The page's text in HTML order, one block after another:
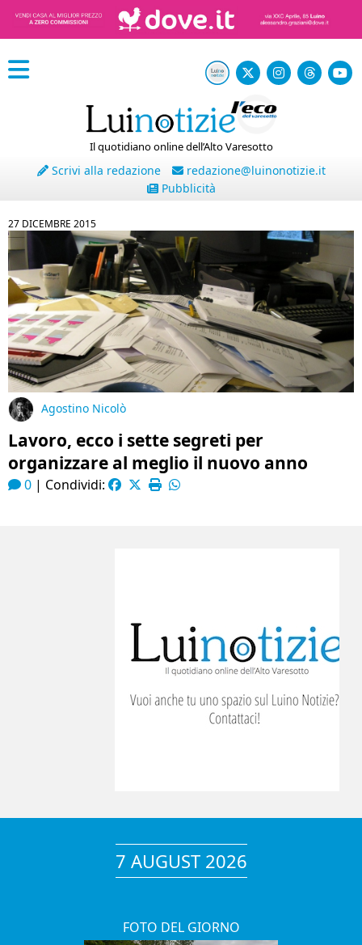
Il quotidiano online dell’Alto Varesotto
Scrivi alla redazione
redazione@luinonotizie.it
Pubblicità
27 DICEMBRE 2015
Agostino Nicolò
Lavoro, ecco i sette segreti per
organizzare al meglio il nuovo anno
0 | Condividi:
7 AUGUST 2026
FOTO DEL GIORNO